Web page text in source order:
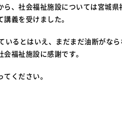
、社会福祉施設については宮城県
義を受けました。
いるとはいえ、まだまだ油断がな
福祉施設に感謝です。
ください。